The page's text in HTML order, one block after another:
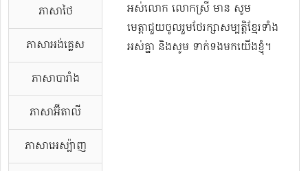
ភាសាថៃ
ភាសាអង់គ្លេស
ភាសាបារាំង
ភាសាអ៊ីតាលី
ភាសាអេស្ប៉ាញ
អស់លោក លោកស្រី មាន សូម
មេត្តាជួយចូលរួមថែរក្សាសម្បត្តិខ្មែរទាំង
អស់គ្នា និងសូម ទាក់ទងមកយើងខ្ញុំ។